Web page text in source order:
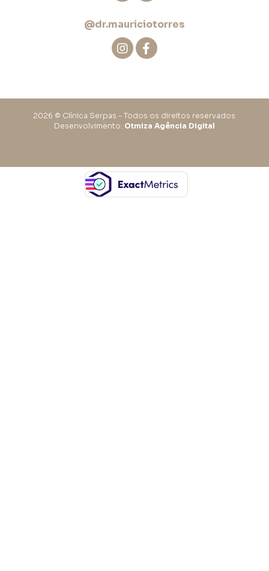
@dr.mauriciotorres
2026 © Clínica Serpas - Todos os direitos reservados
Desenvolvimento: Otmiza Agência Digital